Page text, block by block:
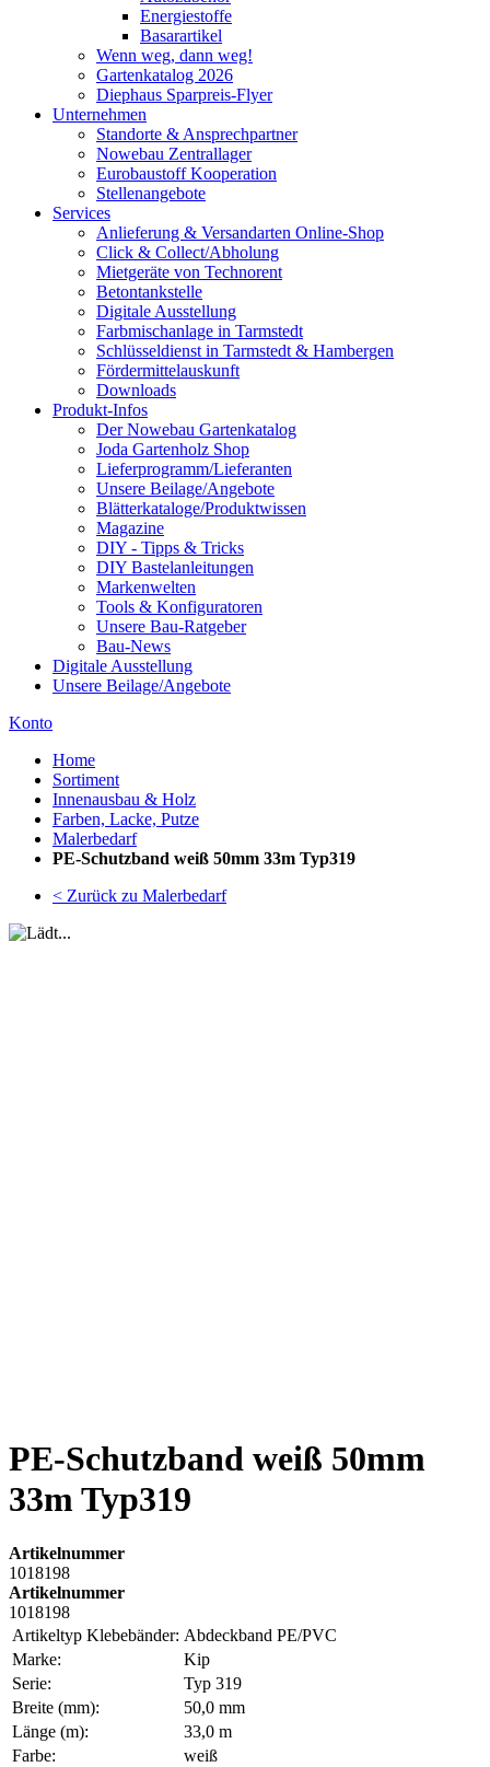
Energiestoffe
Basarartikel
Wenn weg, dann weg!
Gartenkatalog 2026
Diephaus Sparpreis-Flyer
Unternehmen
Standorte & Ansprechpartner
Nowebau Zentrallager
Eurobaustoff Kooperation
Stellenangebote
Services
Anlieferung & Versandarten Online-Shop
Click & Collect/Abholung
Mietgeräte von Technorent
Betontankstelle
Digitale Ausstellung
Farbmischanlage in Tarmstedt
Schlüsseldienst in Tarmstedt & Hambergen
Fördermittelauskunft
Downloads
Produkt-Infos
Der Nowebau Gartenkatalog
Joda Gartenholz Shop
Lieferprogramm/Lieferanten
Unsere Beilage/Angebote
Blätterkataloge/Produktwissen
Magazine
DIY - Tipps & Tricks
DIY Bastelanleitungen
Markenwelten
Tools & Konfiguratoren
Unsere Bau-Ratgeber
Bau-News
Digitale Ausstellung
Unsere Beilage/Angebote
Konto
Home
Sortiment
Innenausbau & Holz
Farben, Lacke, Putze
Malerbedarf
PE-Schutzband weiß 50mm 33m Typ319
< Zurück zu Malerbedarf
PE-Schutzband weiß 50mm
33m Typ319
Artikelnummer
1018198
Artikelnummer
1018198
Artikeltyp Klebebänder: Abdeckband PE/PVC
Marke:
Kip
Serie:
Typ 319
Breite (mm):
50,0 mm
Länge (m):
33,0 m
Farbe:
weiß